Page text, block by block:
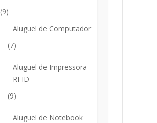
(9)
Aluguel de Computador
(7)
Aluguel de Impressora
RFID
(9)
Aluguel de Notebook